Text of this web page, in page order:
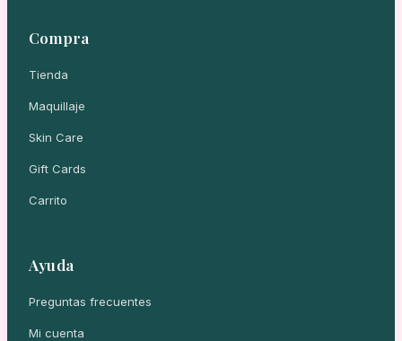
Compra
Tienda
Maquillaje
Skin Care
Gift Cards
Carrito
Ayuda
Preguntas frecuentes
Mi cuenta